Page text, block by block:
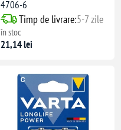
4706-6
Timp de livrare:5-7 zile
în stoc
21,14 lei